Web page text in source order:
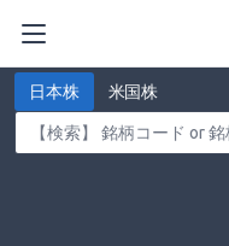
日本株 米国株